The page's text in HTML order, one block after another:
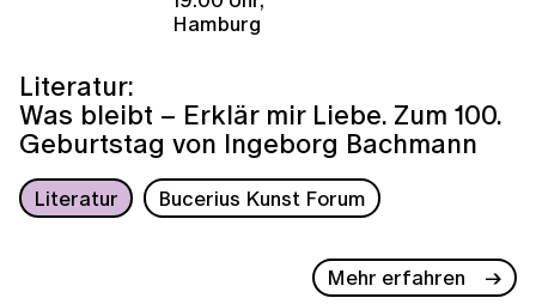
Hamburg
Literatur:
Was bleibt – Erklär mir Liebe. Zum 100.
Geburtstag von Ingeborg Bachmann
Literatur Bucerius Kunst Forum
Mehr erfahren